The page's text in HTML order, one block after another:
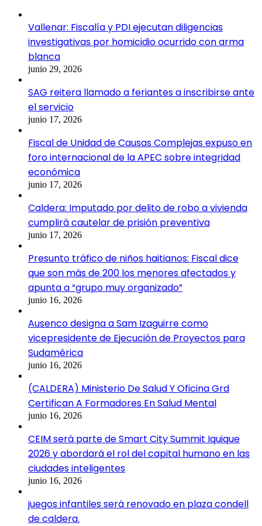
Vallenar: Fiscalía y PDI ejecutan diligencias
investigativas por homicidio ocurrido con arma
blanca
junio 29, 2026
SAG reitera llamado a feriantes a inscribirse ante
el servicio
junio 17, 2026
Fiscal de Unidad de Causas Complejas expuso en
foro internacional de la APEC sobre integridad
económica
junio 17, 2026
Caldera: Imputado por delito de robo a vivienda
cumplirá cautelar de prisión preventiva
junio 17, 2026
Presunto tráfico de niños haitianos: Fiscal dice
que son más de 200 los menores afectados y
apunta a “grupo muy organizado”
junio 16, 2026
Ausenco designa a Sam Izaguirre como
vicepresidente de Ejecución de Proyectos para
Sudamérica
junio 16, 2026
(CALDERA) Ministerio De Salud Y Oficina Grd
Certifican A Formadores En Salud Mental
junio 16, 2026
CEIM será parte de Smart City Summit Iquique
2026 y abordará el rol del capital humano en las
ciudades inteligentes
junio 16, 2026
juegos infantiles será renovado en plaza condell
de caldera.